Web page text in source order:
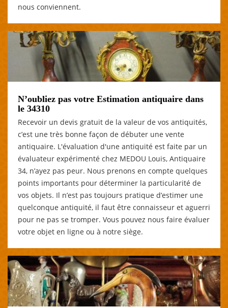
nous conviennent.
N’oubliez pas votre Estimation antiquaire dans
le 34310
Recevoir un devis gratuit de la valeur de vos antiquités,
c’est une très bonne façon de débuter une vente
antiquaire. L'évaluation d'une antiquité est faite par un
évaluateur expérimenté chez MEDOU Louis, Antiquaire
34, n’ayez pas peur. Nous prenons en compte quelques
points importants pour déterminer la particularité de
vos objets. Il n’est pas toujours pratique d’estimer une
quelconque antiquité, il faut être connaisseur et aguerri
pour ne pas se tromper. Vous pouvez nous faire évaluer
votre objet en ligne ou à notre siège.